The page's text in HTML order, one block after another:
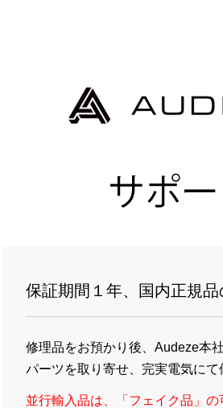
保証期間１年、国内正規
修理品をお預かり後、Audeze本
パーツを取り寄せ、完実電気にて
並行輸入品は、「フェイク品」